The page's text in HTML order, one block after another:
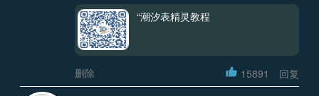
“潮汐表精灵教程
删除 15891 回复